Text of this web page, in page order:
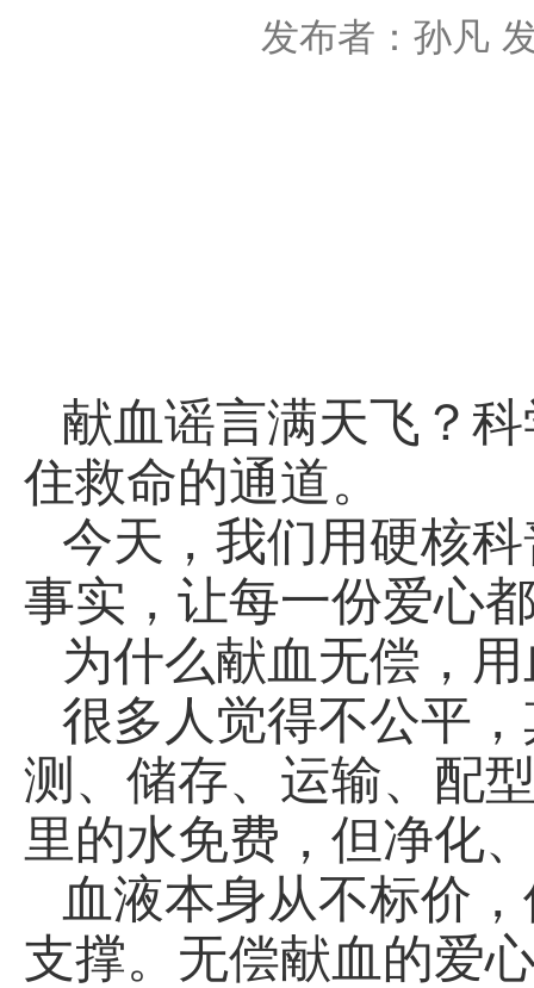
发布者：孙凡
献血谣言满天飞？
住救命的通道。
今天，我们用硬核
事实，让每一份爱心
为什么献血无偿，
很多人觉得不公平
测、储存、运输、配
里的水免费，但净化
血液本身从不标价
支撑。无偿献血的爱